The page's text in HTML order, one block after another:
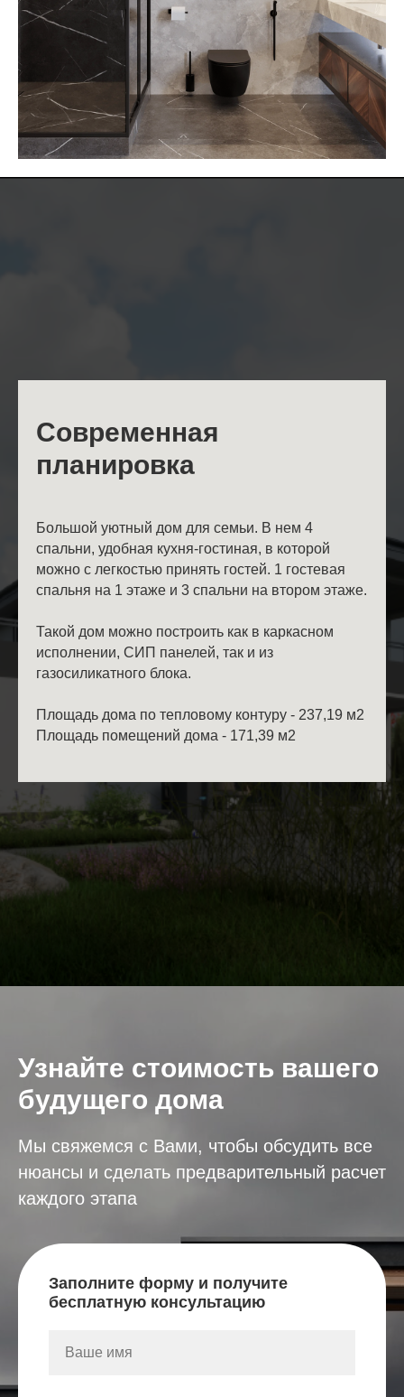
Современная
планировка
Большой уютный дом для семьи. В нем 4
спальни, удобная кухня-гостиная, в которой
можно с легкостью принять гостей. 1 гостевая
спальня на 1 этаже и 3 спальни на втором этаже.
Такой дом можно построить как в каркасном
исполнении, СИП панелей, так и из
газосиликатного блока.
Площадь дома по тепловому контуру - 237,19 м2
Площадь помещений дома - 171,39 м2
Узнайте стоимость вашего
будущего дома
Мы свяжемся с Вами, чтобы обсудить все
нюансы и сделать предварительный расчет
каждого этапа
Заполните форму и получите
бесплатную консультацию